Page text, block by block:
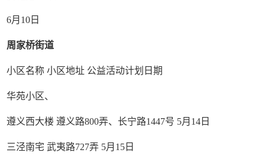
6月10日
周家桥街道
小区名称 小区地址 公益活动计划日期
华苑小区、
遵义西大楼 遵义路800弄、长宁路1447号 5月14日
三泾南宅 武夷路727弄 5月15日